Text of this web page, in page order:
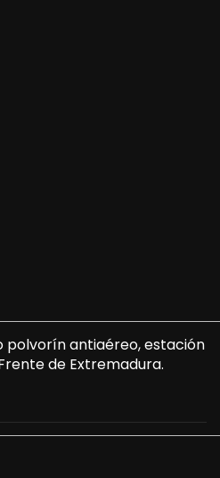
polvorín antiaéreo, estación
de Extremadura.